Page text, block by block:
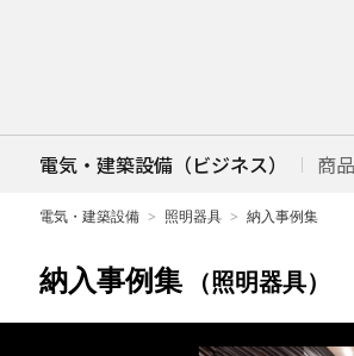
電気・建築設備（ビジネス） 商
電気・建築設備 照明器具 納入事例集
納入事例集 （照明器具）